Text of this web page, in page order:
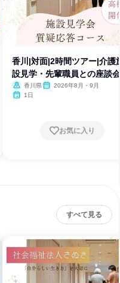
香川|対面|2時間ツアー|介護
設見学・先輩職員との座談会
香川県
2026年8月・9月
1日
お気に入り
すべて見る